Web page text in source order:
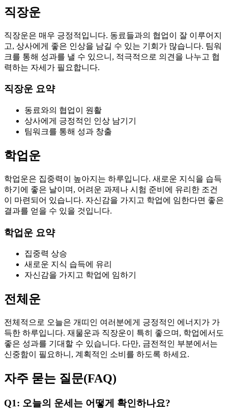
직장운
직장운은 매우 긍정적입니다. 동료들과의 협업이 잘 이루어지
고, 상사에게 좋은 인상을 남길 수 있는 기회가 많습니다. 팀워
크를 통해 성과를 낼 수 있으니, 적극적으로 의견을 나누고 협
력하는 자세가 필요합니다.
직장운 요약
동료와의 협업이 원활
상사에게 긍정적인 인상 남기기
팀워크를 통해 성과 창출
학업운
학업운은 집중력이 높아지는 하루입니다. 새로운 지식을 습득
하기에 좋은 날이며, 어려운 과제나 시험 준비에 유리한 조건
이 마련되어 있습니다. 자신감을 가지고 학업에 임한다면 좋은
결과를 얻을 수 있을 것입니다.
학업운 요약
집중력 상승
새로운 지식 습득에 유리
자신감을 가지고 학업에 임하기
전체운
전체적으로 오늘은 개띠인 여러분에게 긍정적인 에너지가 가
득한 하루입니다. 재물운과 직장운이 특히 좋으며, 학업에서도
좋은 성과를 기대할 수 있습니다. 다만, 금전적인 부분에서는
신중함이 필요하니, 계획적인 소비를 하도록 하세요.
자주 묻는 질문(FAQ)
Q1: 오늘의 운세는 어떻게 확인하나요?